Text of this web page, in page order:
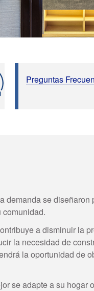
Preguntas
demanda se diseñaron
a disminuir la
la necesidad de
la oportunidad de
se adapte a su hogar